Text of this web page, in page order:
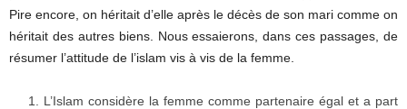
Pire encore, on héritait d’elle après le décès de son mari comme on
héritait des autres biens. Nous essaierons, dans ces passages, de
résumer l’attitude de l’islam vis à vis de la femme.
L’Islam considère la femme comme partenaire égal et a part